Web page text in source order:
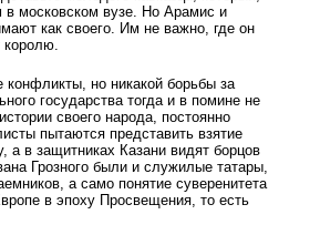
в московском вузе. Но Арамис и
как своего. Им не важно, где он
королю.
конфликты, но никакой борьбы за
государства тогда и в помине не
своего народа, постоянно
пытаются представить взятие
а в защитниках Казани видят борцов
Грозного были и служилые татары,
а само понятие суверенитета
в эпоху Просвещения, то есть